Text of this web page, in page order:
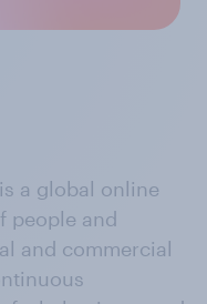
a global online
people and
and commercial